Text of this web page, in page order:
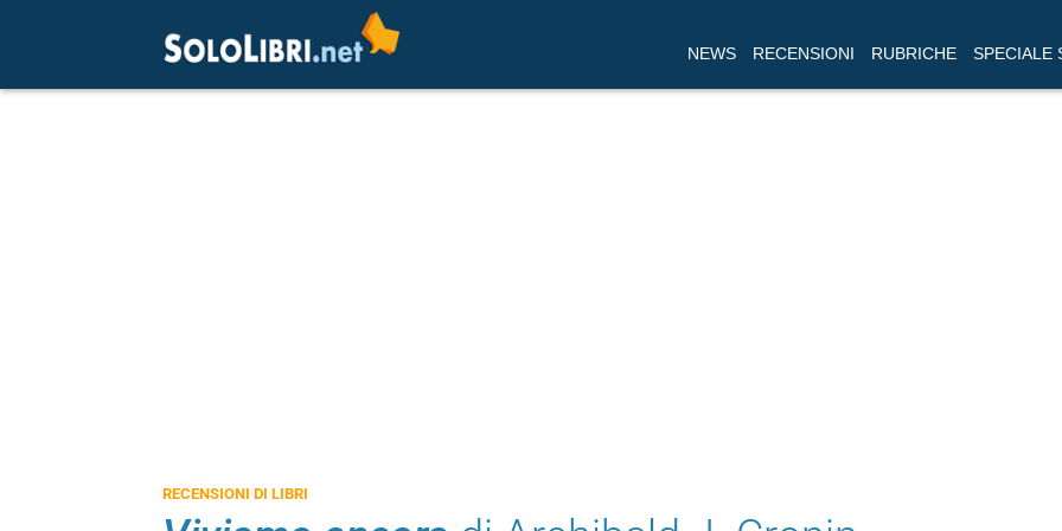
NEWS RECENSIONI RUBRICHE SPECIALE
RECENSIONI DI LIBRI